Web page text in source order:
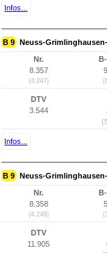
Infos...
B 9 Neuss-
Nr.
8.357
(4.247)
DTV
3.544
Infos...
B 9 Neuss-
Nr.
8.358
(4.248)
DTV
11.905